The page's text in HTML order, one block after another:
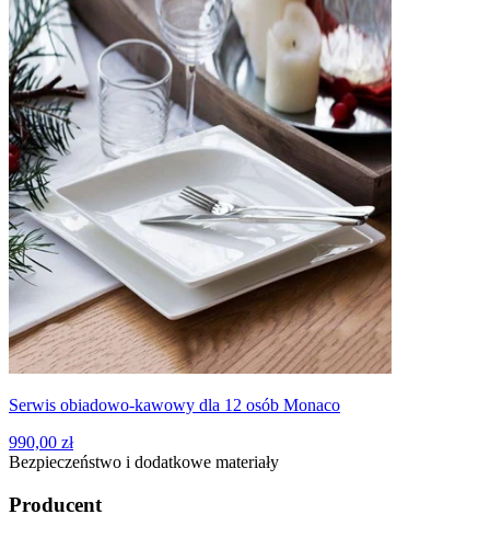
Serwis obiadowo-kawowy dla 12 osób Monaco
990,00 zł
Bezpieczeństwo i dodatkowe materiały
Producent